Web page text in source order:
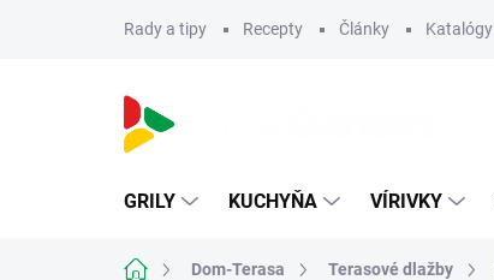
Rady a tipy Recepty Články Katalógy
GRILY KUCHYŇA VÍRIVKY
DomovDom-Terasa Terasové dlažby